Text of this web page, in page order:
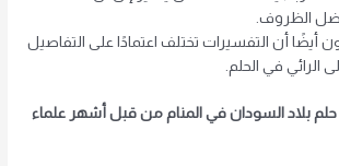
الظروف.
أيضًا أن التفسيرات تختلف اعتمادًا على التفاصيل
الرائي في الحلم.
بلاد السودان في المنام من قبل أشهر علماء